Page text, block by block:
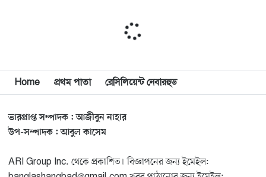
মিশিগানে দক্ষিণ সুরমা ওয়েলফেয়ার অ্যাসোসিয়েশনের
বিশ্বজুড়ে কূটনৈতিক পুনর্বিন্যাস, ৫ অঞ্চলে মিশন বন্ধ করছে
যুক্তরাষ্ট্র
১২
মিশিগানে ফ্রেন্ডস এন্ড ফ্যামিলির বনভোজনে প্রাণের উচ্ছ্বাস
১৩
মিশিগানে ডেমোক্র্যাটদের প্রাইমারিতে আল-সাইয়েদকে হারাতে
Home প্রথম পাতা রেসিলিয়েন্ট নেবারহুড
ভারপ্রাপ্ত সম্পাদক : আজীবুন নাহার
উপ-সম্পাদক : আবুল কাসেম
ARI Group Inc. থেকে প্রকাশিত। বিজ্ঞাপনের জন্য ইমেইল: